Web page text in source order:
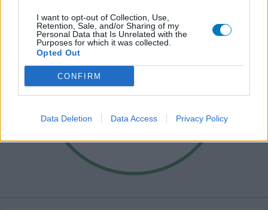
I want to opt-out of Collection, Use,
Retention, Sale, and/or Sharing of my
Personal Data that Is Unrelated with the
Purposes for which it was collected.
Opted Out
CONFIRM
Data Deletion Data Access Privacy Policy